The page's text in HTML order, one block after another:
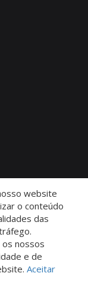
website
o conteúdo
das
nossos
e de
Aceitar